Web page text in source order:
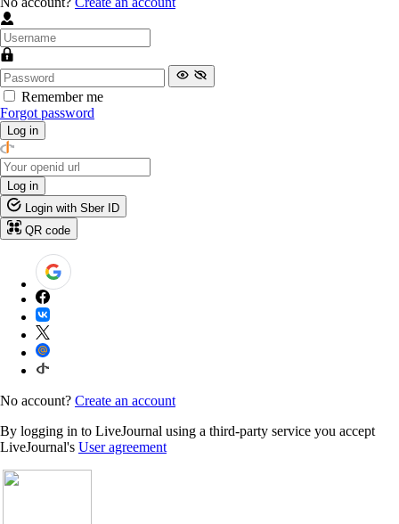
Remember me
Forgot password
Log in
Log in
Login with Sber ID
QR code
No account? Create an account
By logging in to LiveJournal using a third-party service you accept
LiveJournal's User agreement